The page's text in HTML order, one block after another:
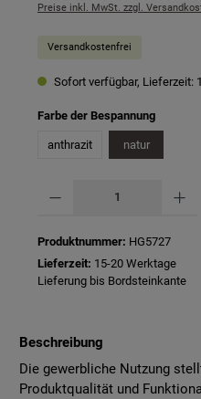
Preise inkl. MwSt. zzgl.
Versandkostenfrei
Sofort verfügbar, Lieferzeit:
Farbe der Bespannung
anthrazit natur
Produktnummer: HG5727
Lieferzeit: 15-20 Werktage
Lieferung bis Bordsteinkante
Beschreibung
Die gewerbliche Nutzung
Produktqualität und